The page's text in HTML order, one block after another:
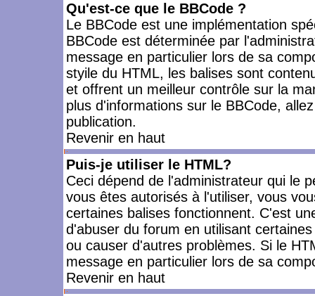
Qu'est-ce que le BBCode ?
Le BBCode est une implémentation
BBCode est déterminée par
message en particulier lors de sa
styile du HTML, les balises sont
et offrent un meilleur contrôle sur la
plus d'informations sur le BBCode,
publication.
Revenir en haut
Puis-je utiliser le HTML?
Ceci dépend de l'administrateur qui le
vous êtes autorisés à l'utiliser, vous
certaines balises fonctionnent. C'est
d'abuser du forum en utilisant
ou causer d'autres problèmes. Si le
message en particulier lors de sa
Revenir en haut